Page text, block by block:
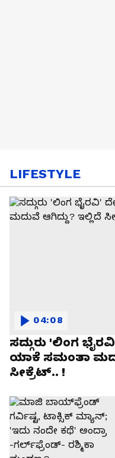
LIFESTYLE
ಸದ್ಗುರು 'ಲಿಂಗ
ಯಾಕೆ ಸಮಂತಾ
ಸೀಕ್ರೆಟ್.. !
04:08